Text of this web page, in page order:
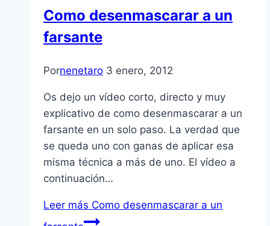
Como desenmascarar a un
farsante
Pornenetaro 3 enero, 2012
Os dejo un ví­deo corto, directo y muy
explicativo de como desenmascarar a un
farsante en un solo paso. La verdad que
se queda uno con ganas de aplicar esa
misma técnica a más de uno. El ví­deo a
continuación…
Leer más Como desenmascarar a un